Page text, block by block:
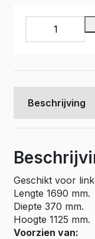
Multiplex
1690
aantal
Beschrijving
Geschikt voor
Lengte 1690 mm.
Diepte 370 mm.
Hoogte 1125 mm.
Voorzien van: